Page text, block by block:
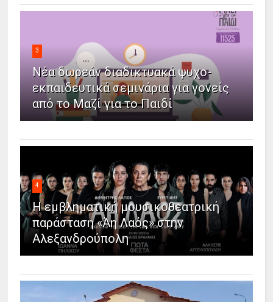
3
Νέα δωρεάν διαδικτυακά ψυχο-
εκπαιδευτικά σεμινάρια για γονείς
από το Μαζί για το Παιδί
4
Η εμβληματική μουσικοθεατρική
παράσταση «Άη Λαός» στην
Αλεξανδρούπολη